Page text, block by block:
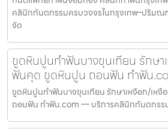
คลินิกทันตกรรมครบวงจรในกรุงเทพ–ปริมณ
จัด
ขูดหินปูนทำฟันบางขุนเทียน รักษา
ฟันคุด ขูดหินปูน ถอนฟัน ทำฟัน
ขูดหินปูนทำฟันบางขุนเทียน รักษาเหงือก/เห
ถอนฟัน ทำฟัน.com — บริการคลินิกทันตกรร